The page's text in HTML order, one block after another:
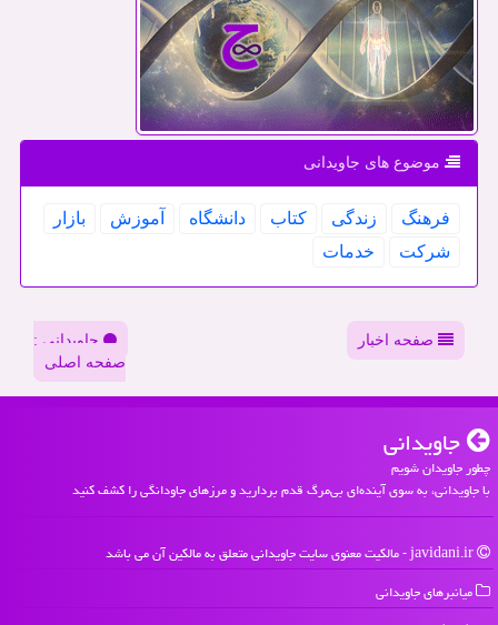
موضوع های جاویدانی
فرهنگ زندگی كتاب دانشگاه آموزش
بازار
شركت
خدمات
صفحه اخبار
جاویدانی :
صفحه اصلی
جاویدانی
چطور جاویدان شویم
با جاویدانی، به سوی آینده‌ای بی‌مرگ قدم بردارید و مرزهای جاودانگی را کشف کنید
میانبرهای جاویدانی